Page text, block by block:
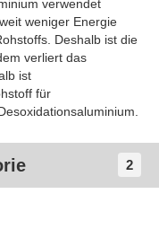
verwendet
weniger Energie
Deshalb ist die
verliert das
ist
für
2